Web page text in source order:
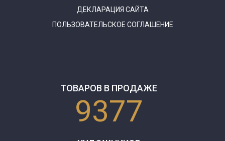
ДЕКЛАРАЦИЯ САЙТА
ПОЛЬЗОВАТЕЛЬСКОЕ СОГЛАШЕНИЕ
ТОВАРОВ В ПРОДАЖЕ
9377